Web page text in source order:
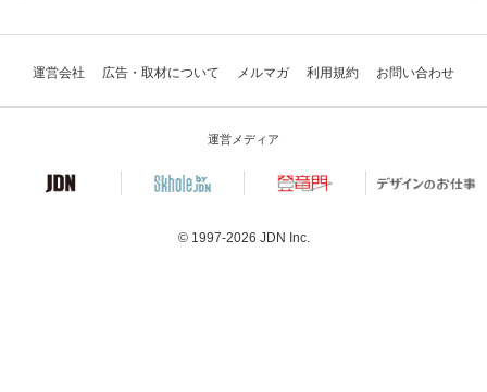
運営会社 広告・取材について メルマガ 利用規約 お問い合わせ
運営メディア
© 1997-2026 JDN Inc.